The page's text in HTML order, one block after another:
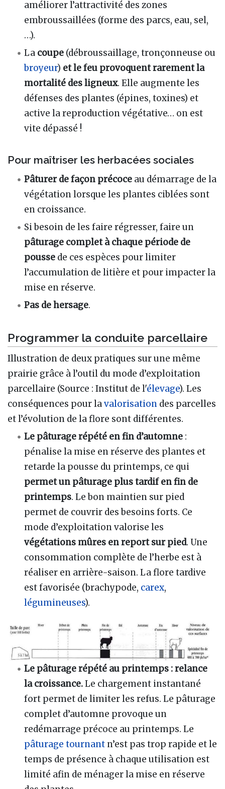
améliorer l’attractivité des zones
embroussaillées (forme des parcs, eau, sel,
…).
La coupe (débroussaillage, tronçonneuse ou
broyeur) et le feu provoquent rarement la
mortalité des ligneux. Elle augmente les
défenses des plantes (épines, toxines) et
active la reproduction végétative… on est
vite dépassé !
Pour maîtriser les herbacées sociales
Pâturer de façon précoce au démarrage de la
végétation lorsque les plantes ciblées sont
en croissance.
Si besoin de les faire régresser, faire un
pâturage complet à chaque période de
pousse de ces espèces pour limiter
l’accumulation de litière et pour impacter la
mise en réserve.
Pas de hersage.
Programmer la conduite parcellaire
Illustration de deux pratiques sur une même
prairie grâce à l’outil du mode d’exploitation
parcellaire (Source : Institut de l'élevage). Les
conséquences pour lavalorisation des parcelles
et l’évolution de la flore sont différentes.
Le pâturage répété en fin d’automne :
pénalise la mise en réserve des plantes et
retarde la pousse du printemps, ce qui
permet un pâturage plus tardif en fin de
printemps. Le bon maintien sur pied
permet de couvrir des besoins forts. Ce
mode d’exploitation valorise les
végétations mûres en report sur pied. Une
consommation complète de l’herbe est à
réaliser en arrière-saison. La flore tardive
est favorisée (brachypode, carex,
légumineuses).
Le pâturage répété au printemps : relance
la croissance.Le chargement instantané
fort permet de limiter les refus. Le pâturage
complet d’automne provoque un
redémarrage précoce au printemps. Le
pâturage tournant n’est pas trop rapide et le
temps de présence à chaque utilisation est
limité afin de ménager la mise en réserve